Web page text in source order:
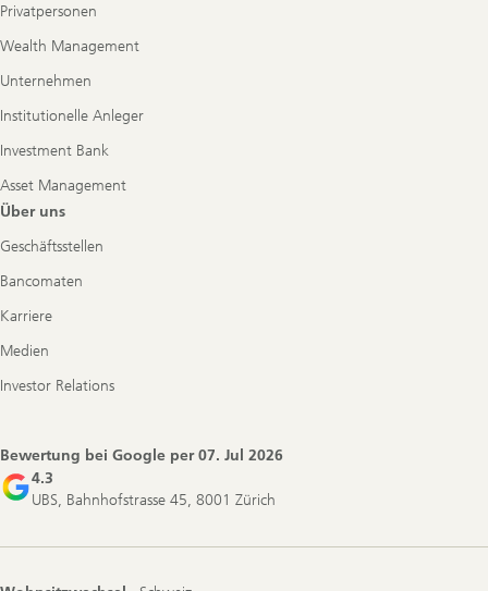
Privatpersonen
Wealth Management
Unternehmen
Institutionelle Anleger
Investment Bank
Asset Management
Über uns
Geschäftsstellen
Bancomaten
Karriere
Medien
Investor Relations
Bewertung bei Google per07. Jul 2026
4.3
UBS, Bahnhofstrasse 45, 8001 Zürich